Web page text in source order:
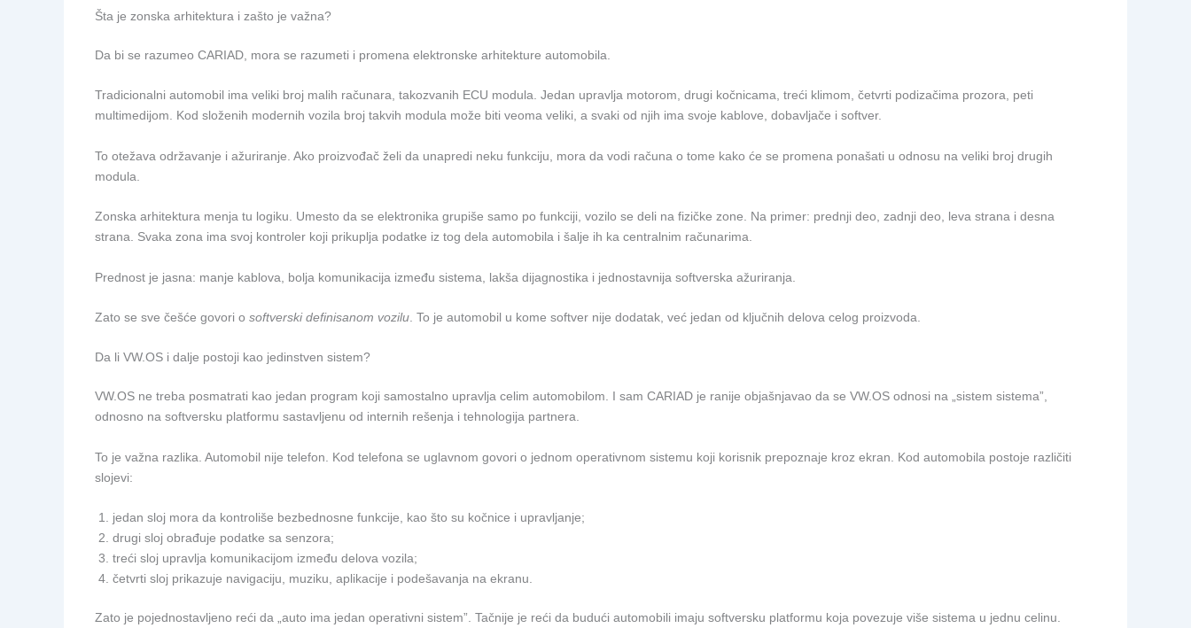
Šta je zonska arhitektura i zašto je važna?
Da bi se razumeo CARIAD, mora se razumeti i promena elektronske arhitekture automobila.
Tradicionalni automobil ima veliki broj malih računara, takozvanih ECU modula. Jedan upravlja motorom, drugi kočnicama, treći klimom, četvrti podizačima prozora, peti
multimedijom. Kod složenih modernih vozila broj takvih modula može biti veoma veliki, a svaki od njih ima svoje kablove, dobavljače i softver.
To otežava održavanje i ažuriranje. Ako proizvođač želi da unapredi neku funkciju, mora da vodi računa o tome kako će se promena ponašati u odnosu na veliki broj drugih
modula.
Zonska arhitektura menja tu logiku. Umesto da se elektronika grupiše samo po funkciji, vozilo se deli na fizičke zone. Na primer: prednji deo, zadnji deo, leva strana i desna
strana. Svaka zona ima svoj kontroler koji prikuplja podatke iz tog dela automobila i šalje ih ka centralnim računarima.
Prednost je jasna: manje kablova, bolja komunikacija između sistema, lakša dijagnostika i jednostavnija softverska ažuriranja.
Zato se sve češće govori o softverski definisanom vozilu . To je automobil u kome softver nije dodatak, već jedan od ključnih delova celog proizvoda.
Da li VW.OS i dalje postoji kao jedinstven sistem?
VW.OS ne treba posmatrati kao jedan program koji samostalno upravlja celim automobilom. I sam CARIAD je ranije objašnjavao da se VW.OS odnosi na „sistem sistema”,
odnosno na softversku platformu sastavljenu od internih rešenja i tehnologija partnera.
To je važna razlika. Automobil nije telefon. Kod telefona se uglavnom govori o jednom operativnom sistemu koji korisnik prepoznaje kroz ekran. Kod automobila postoje različiti
slojevi:
jedan sloj mora da kontroliše bezbednosne funkcije, kao što su kočnice i upravljanje;
drugi sloj obrađuje podatke sa senzora;
treći sloj upravlja komunikacijom između delova vozila;
četvrti sloj prikazuje navigaciju, muziku, aplikacije i podešavanja na ekranu.
Zato je pojednostavljeno reći da „auto ima jedan operativni sistem”. Tačnije je reći da budući automobili imaju softversku platformu koja povezuje više sistema u jednu celinu.